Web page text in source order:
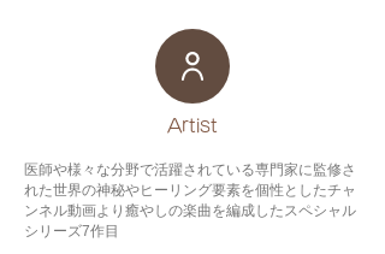
​Artist
医師や様々な分野で活躍されている専門家に監修さ
れた世界の神秘やヒーリング要素を個性としたチャ
ンネル動画より癒やしの楽曲を編成したスペシャル
シリーズ7作目